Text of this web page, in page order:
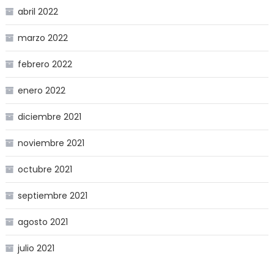
abril 2022
marzo 2022
febrero 2022
enero 2022
diciembre 2021
noviembre 2021
octubre 2021
septiembre 2021
agosto 2021
julio 2021